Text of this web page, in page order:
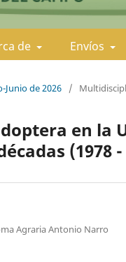
de Envíos
Junio de 2026 /
en la
(1978 -
Agraria Antonio Narro